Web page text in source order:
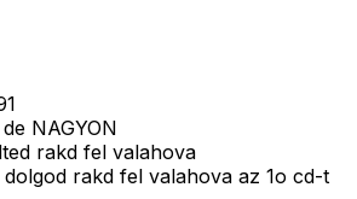
NAGYON
rakd fel valahova
dolgod rakd fel valahova az 1o cd-t